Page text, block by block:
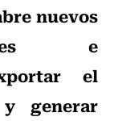
nuevos
e
el
generar